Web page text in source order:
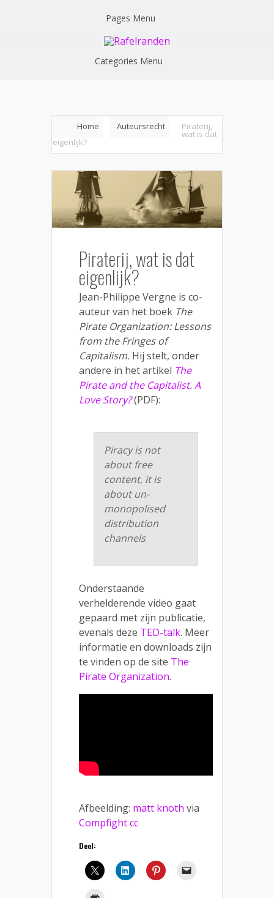
Pages Menu
Categories Menu
Home Auteursrecht Piraterij,
wat is dat
eigenlijk?
Piraterij, wat is dat
eigenlijk?
Jean-Philippe Vergne is co-
auteur van het boek The
Pirate Organization: Lessons
from the Fringes of
Capitalism. Hij stelt, onder
andere in het artikel The
Pirate and the Capitalist. A
Love Story?(PDF):
Piracy is not
about free
content, it is
about un-
monopolised
distribution
channels
Onderstaande
verhelderende video gaat
gepaard met zijn publicatie,
evenals deze TED-talk. Meer
informatie en downloads zijn
te vinden op de site The
Pirate Organization.
Afbeelding: matt knoth via
Compfightcc
Deel: